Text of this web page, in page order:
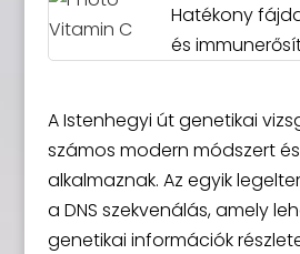
Hatékony
és
A Istenhegyi út genetikai
számos modern módszert
alkalmaznak. Az egyik
a DNS szekvenálás, amely
genetikai információk